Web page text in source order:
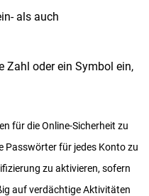
als auch
Zahl oder ein Symbol ein,
für die Online-Sicherheit zu
Passwörter für jedes Konto zu
zu aktivieren, sofern
auf verdächtige Aktivitäten